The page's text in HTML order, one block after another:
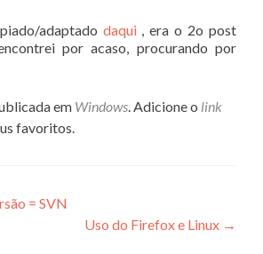
adaptado daqui, era o 2o post
por acaso, procurando por
em Windows. Adicione o link
favoritos.
= SVN
Uso do Firefox e Linux →